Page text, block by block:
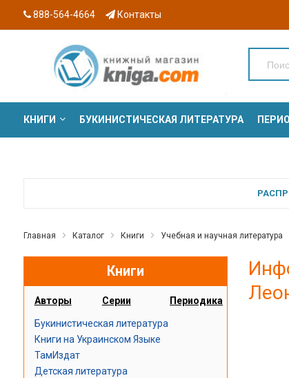
888-564-4664 Контакты
КНИГИ БУКИНИСТИЧЕСКАЯ ЛИТЕРАТУРА
Главная Каталог Книги Учебная и научная литература
Книги
Авторы Серии Периодика
Букинистическая литература
Книги на Украинском Языке
ТамИздат
Детская литература